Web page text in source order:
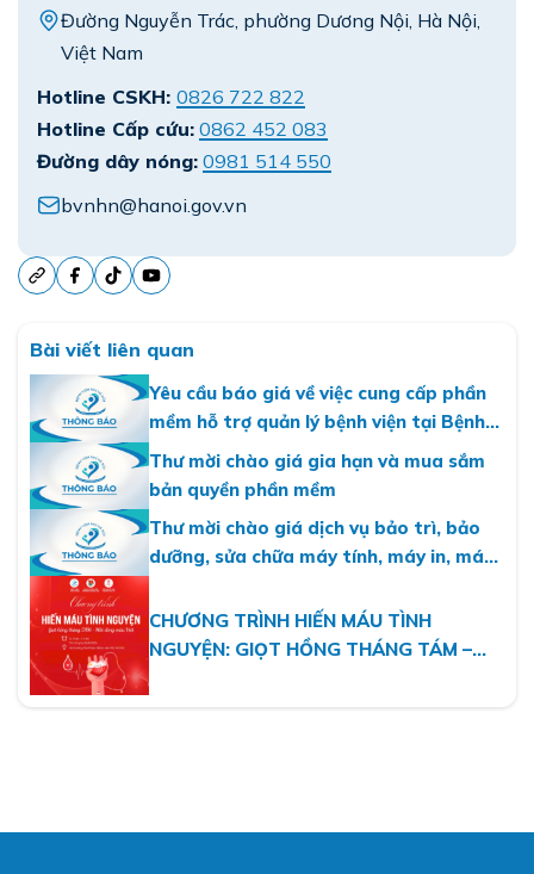
Đường Nguyễn Trác, phường Dương Nội, Hà Nội,
Việt Nam
Hotline CSKH: 0826 722 822
Hotline Cấp cứu: 0862 452 083
Đường dây nóng: 0981 514 550
bvnhn@hanoi.gov.vn
Bài viết liên quan
Yêu cầu báo giá về việc cung cấp phần
mềm hỗ trợ quản lý bệnh viện tại Bệnh
viện Nhi Hà Nội
Thư mời chào giá gia hạn và mua sắm
bản quyền phần mềm
Thư mời chào giá dịch vụ bảo trì, bảo
dưỡng, sửa chữa máy tính, máy in, máy
CHƯƠNG TRÌNH HIẾN MÁU TÌNH
NGUYỆN: GIỌT HỒNG THÁNG TÁM –